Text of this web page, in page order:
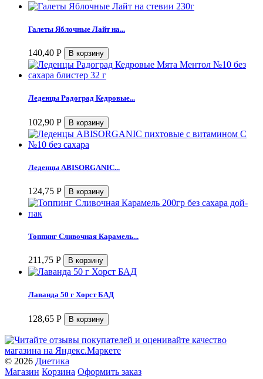
Галеты Яблочные Лайт на...
140,40 Р
Леденцы Радоград Кедровые...
102,90 Р
Леденцы ABISORGANIC...
124,75 Р
Топпинг Сливочная Карамель...
211,75 Р
Лаванда 50 г Хорст БАД
128,65 Р
© 2026 Диетика
Магазин Корзина Оформить заказ